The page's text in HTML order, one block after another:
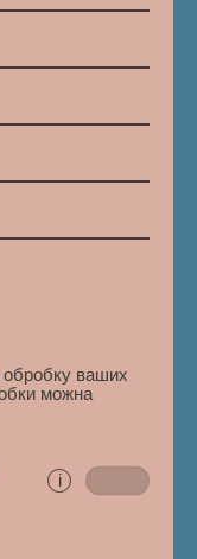
обробку ваших
можна
i